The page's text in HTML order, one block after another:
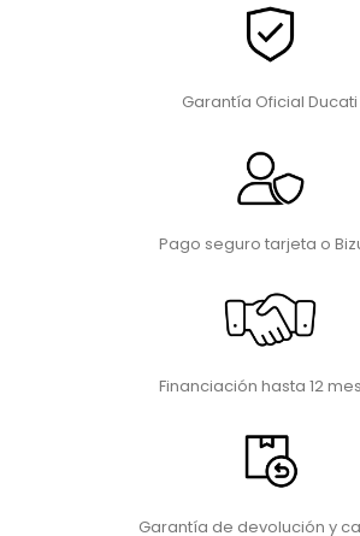
Garantía Oficial Ducati
Pago seguro tarjeta o
Financiación hasta 12
Garantía de devolución y